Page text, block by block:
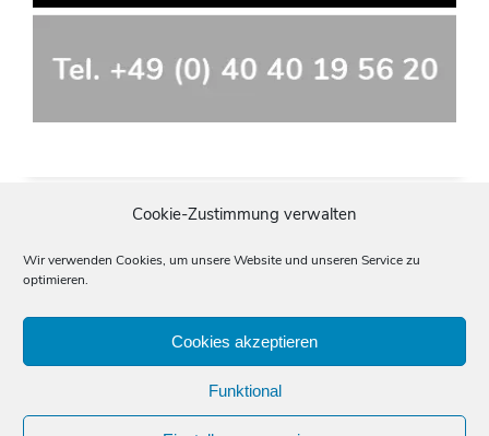
Cookie-Zustimmung verwalten
Wir verwenden Cookies, um unsere Website und unseren Service zu
optimieren.
Cookies akzeptieren
Funktional
Impressum
Fachübersetzungen für